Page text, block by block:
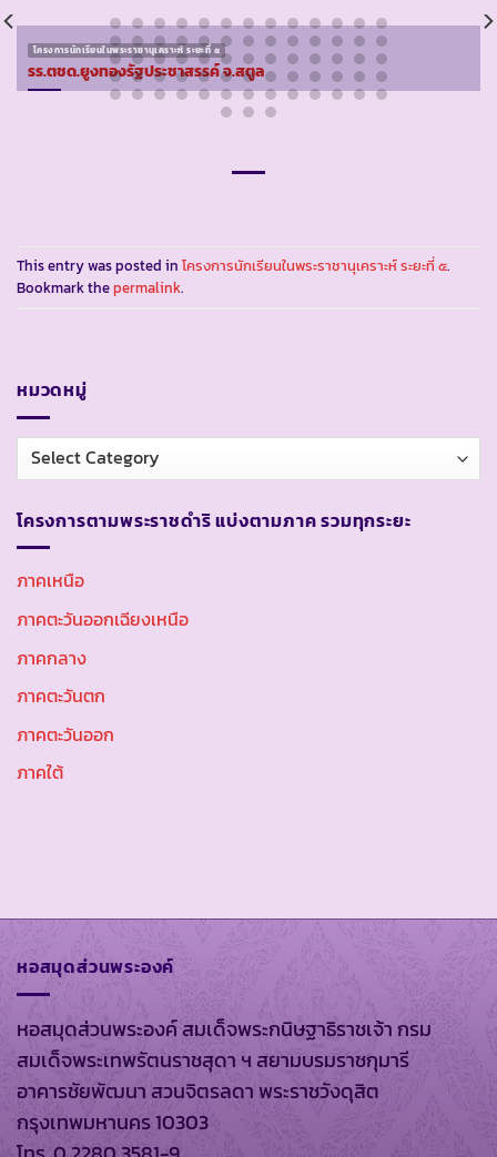
โครงการนักเรียนในพระราชานุเคราะห์ ระยะที่ ๕
รร.ตชด.ยูงทองรัฐประชาสรรค์ จ.สตูล
This entry was posted in โครงการนักเรียนในพระราชานุเคราะห์ ระยะที่ ๕.
Bookmark thepermalink.
หมวดหมู่
หมวด
หมู่
โครงการตามพระราชดำริ แบ่งตามภาค รวมทุกระยะ
ภาคเหนือ
ภาคตะวันออกเฉียงเหนือ
ภาคกลาง
ภาคตะวันตก
ภาคตะวันออก
ภาคใต้
หอสมุดส่วนพระองค์
หอสมุดส่วนพระองค์ สมเด็จพระกนิษฐาธิราชเจ้า กรม
สมเด็จพระเทพรัตนราชสุดา ฯ สยามบรมราชกุมารี
อาคารชัยพัฒนา สวนจิตรลดา พระราชวังดุสิต
กรุงเทพมหานคร 10303